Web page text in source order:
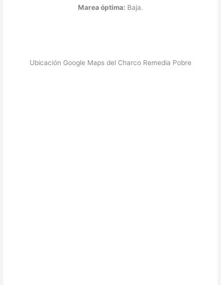
Marea óptima: Baja.
Ubicación Google Maps del Charco Remedia Pobre